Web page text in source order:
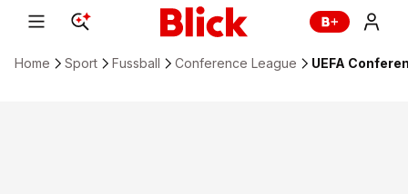
Home Sport Fussball Conference League UEFA